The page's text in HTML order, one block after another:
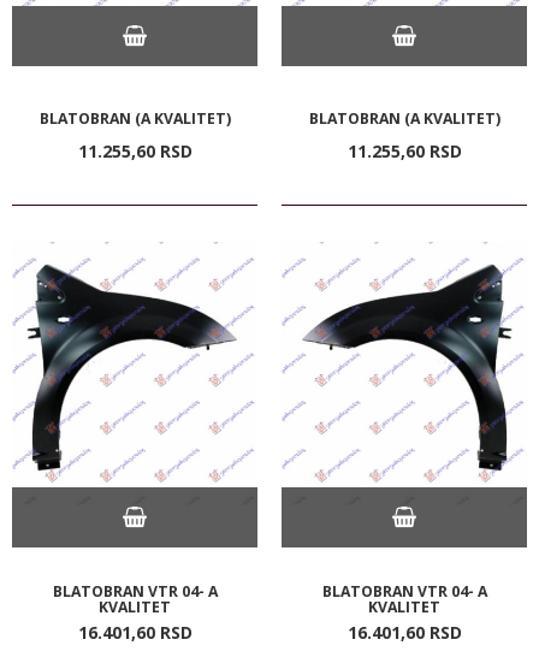
BLATOBRAN (A KVALITET)
11.255,60 RSD
BLATOBRAN (A KVALITET)
11.255,60 RSD
BLATOBRAN VTR 04- A
KVALITET
16.401,60 RSD
BLATOBRAN VTR 04- A
KVALITET
16.401,60 RSD